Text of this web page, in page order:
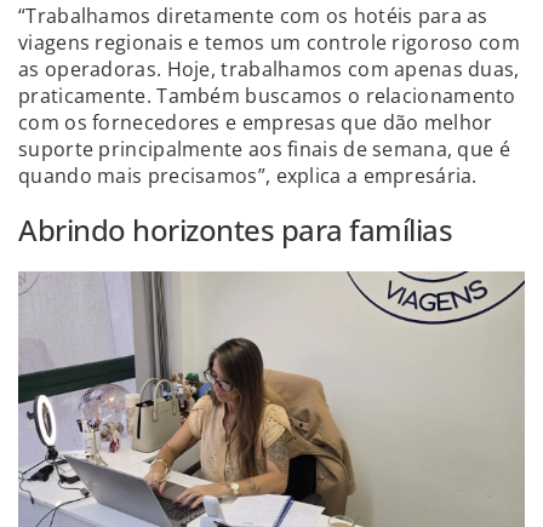
“Trabalhamos diretamente com os hotéis para as
viagens regionais e temos um controle rigoroso com
as operadoras. Hoje, trabalhamos com apenas duas,
praticamente. Também buscamos o relacionamento
com os fornecedores e empresas que dão melhor
suporte principalmente aos finais de semana, que é
quando mais precisamos”, explica a empresária.
Abrindo horizontes para famílias